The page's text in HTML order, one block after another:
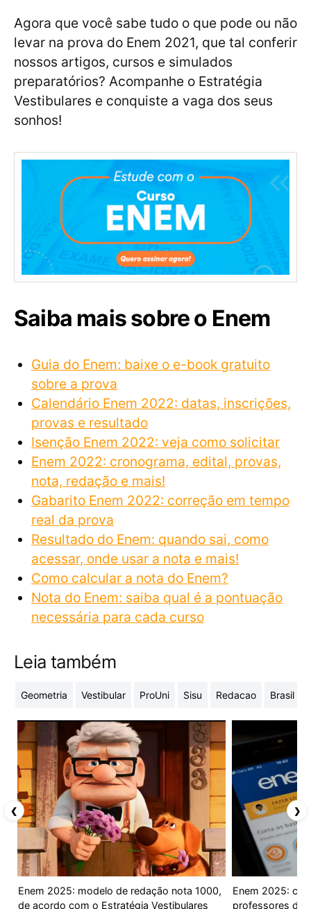
Agora que você sabe tudo o que pode ou não
levar na prova do Enem 2021, que tal conferir
nossos artigos, cursos e simulados
preparatórios? Acompanhe o Estratégia
Vestibulares e conquiste a vaga dos seus
sonhos!
Saiba mais sobre o Enem
Guia do Enem: baixe o e-book gratuito
sobre a prova
Calendário Enem 2022: datas, inscrições,
provas e resultado
Isenção Enem 2022: veja como solicitar
Enem 2022: cronograma, edital, provas,
nota, redação e mais!
Gabarito Enem 2022: correção em tempo
real da prova
Resultado do Enem: quando sai, como
acessar, onde usar a nota e mais!
Como calcular a nota do Enem?
Nota do Enem: saiba qual é a pontuação
necessária para cada curso
Leia também
Geometria Vestibular ProUni Sisu Redacao Brasil
Enem 2025: modelo de redação nota 1000,
de acordo com o Estratégia Vestibulares
Enem 2025:
professores do
❮ ❯